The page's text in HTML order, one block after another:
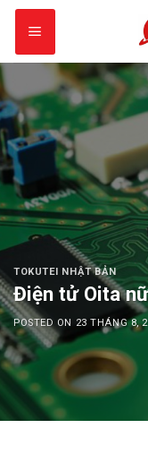
Skip
content
TOKUTEI NHẬT BẢN
Điện tử Oita
POSTED ON 23 THÁNG 8,